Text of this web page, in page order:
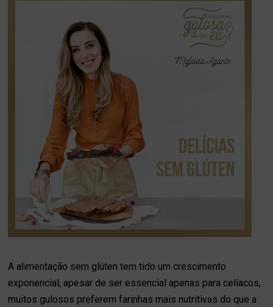
A alimentação sem glúten tem tido um crescimento
exponencial, apesar de ser essencial apenas para celíacos,
muitos gulosos preferem farinhas mais nutritivas do que a